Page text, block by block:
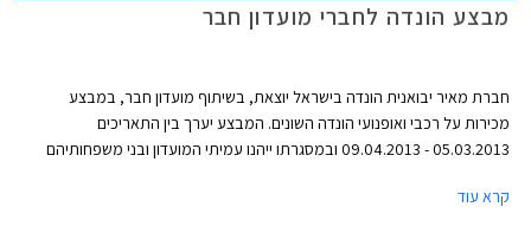
מבצע הונדה לחברי מועדון חבר
חברת מאיר יבואנית הונדה בישראל יוצאת, בשיתוף מועדון חבר, במבצע
מכירות על רכבי ואופנועי הונדה השונים. המבצע יערך בין התאריכים
05.03.2013 - 09.04.2013 ובמסגרתו ייהנו עמיתי המועדון ובני משפחותיהם
ברכישת אביזרים נוספים, הנחות במרכזי השירות, וכן ביטוח ומימון בתנאים
קרא עוד